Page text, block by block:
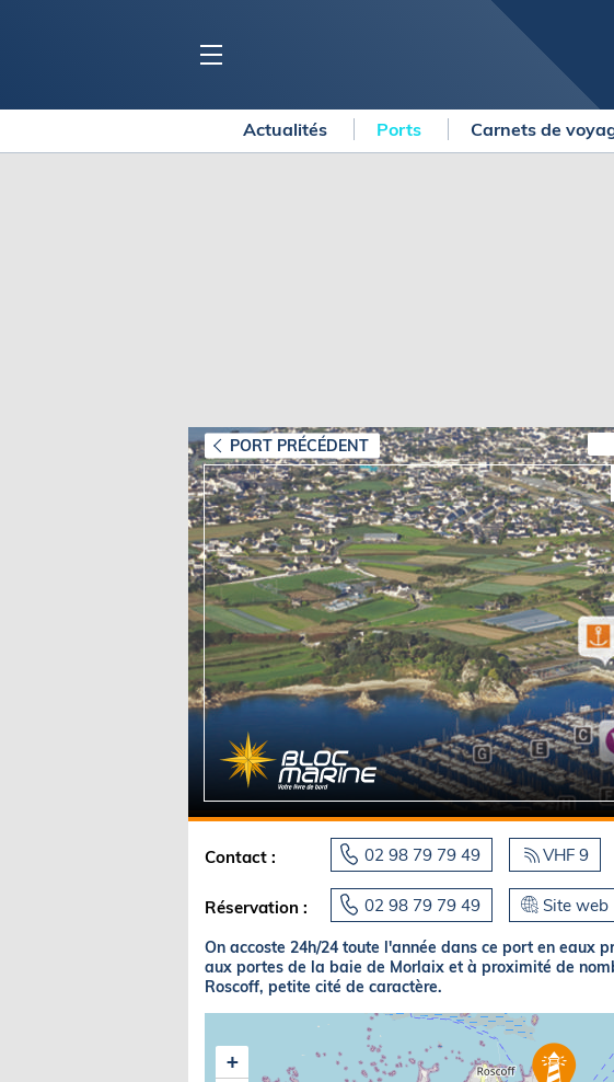
Voiliers
Bateaux à moteur
Equipements
Salons
Economie
Yachting
Transat Café l'Or
America's Cup
LOISIRS
Pêche en mer
Plongée
Glisse
Actualités Ports Carnets de
PORT PRÉCÉDENT
Contact : 02 98 79 79 49 VHF 9
Réservation : 02 98 79 79 49 Site web
On accoste 24h/24 toute l'année dans ce port en eaux
aux portes de la baie de Morlaix et à proximité de
Roscoff, petite cité de caractère.
+